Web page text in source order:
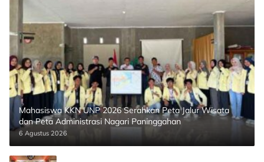
Mahasiswa KKN UNP 2026 Serahkan Peta Jalur Wisata
dan Peta Administrasi Nagari Paninggahan
6 Agustus 2026